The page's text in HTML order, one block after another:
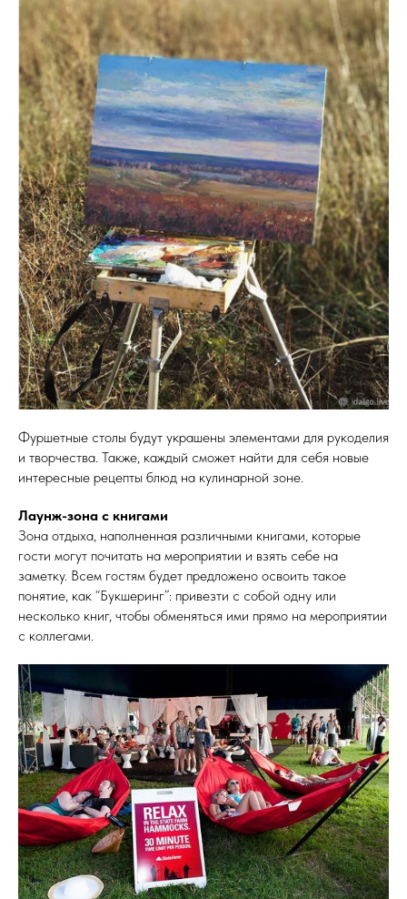
Фуршетные столы будут украшены элементами для рукоделия
и творчества. Также, каждый сможет найти для себя новые
интересные рецепты блюд на кулинарной зоне.
Лаунж-зона с книгами
Зона отдыха, наполненная различными книгами, которые
гости могут почитать на мероприятии и взять себе на
заметку. Всем гостям будет предложено освоить такое
понятие, как “Букшеринг”: привезти с собой одну или
несколько книг, чтобы обменяться ими прямо на мероприятии
с коллегами.